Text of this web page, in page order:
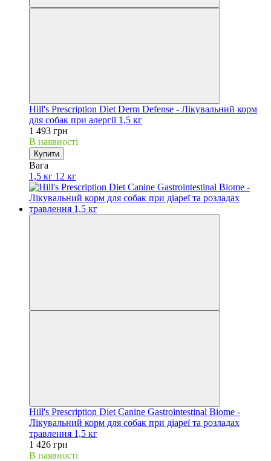
Hill's Prescription Diet Derm Defense - Лікувальний корм
для собак при алергії 1,5 кг
1 493 грн
В наявності
Купити
Вага
1,5 кг 12 кг
Hill's Prescription Diet Canine Gastrointestinal Biome -
Лікувальний корм для собак при діареї та розладах
травлення 1,5 кг
1 426 грн
В наявності